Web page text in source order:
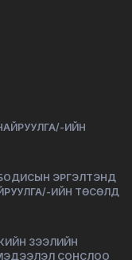
ИЙН
ЭРГЭЛТЭНД
ИЙН ТӨСӨЛД
ЗЭЭЛИЙН
СОНСЛОО